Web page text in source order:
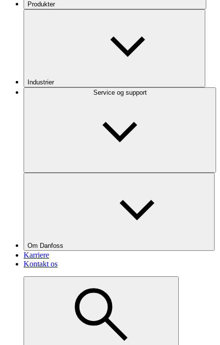
Produkter
Industrier
Service og support
Om Danfoss
Karriere
Kontakt os